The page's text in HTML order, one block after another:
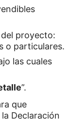
proyecto:
o particulares.
las cuales
”.
que
Declaración